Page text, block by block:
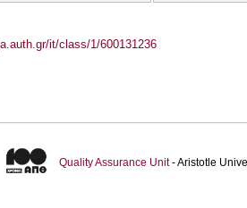
it/class/1/600131236
Quality Assurance Unit- Aristotle